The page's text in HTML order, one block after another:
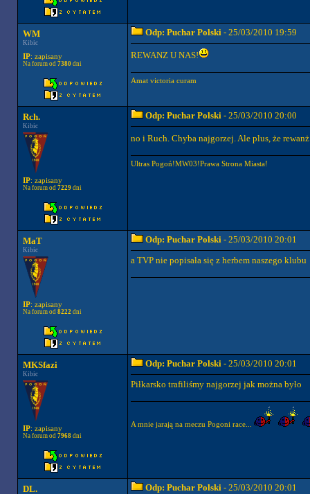
WM
Kibic
IP: zapisany
Na forum od 7380dni
Odp: Puchar Polski- 25/03/2010 19:59
REWANZ U NAS!
Amat victoria curam
Rch.
Kibic
IP: zapisany
Na forum od 7229dni
Odp: Puchar Polski- 25/03/2010 20:00
no i Ruch. Chyba najgorzej. Ale plus, że
Ultras Pogoń!MW03!Prawa Strona Miasta!
MaT
Kibic
IP: zapisany
Na forum od 8222dni
Odp: Puchar Polski- 25/03/2010 20:01
a TVP nie popisała się z herbem naszego klubu
MKSfazi
Kibic
IP: zapisany
Na forum od 7968dni
Odp: Puchar Polski- 25/03/2010 20:01
Piłkarsko trafiliśmy najgorzej jak można było
A mnie jarają na meczu Pogoni race...
DL. Odp: Puchar Polski- 25/03/2010 20:01